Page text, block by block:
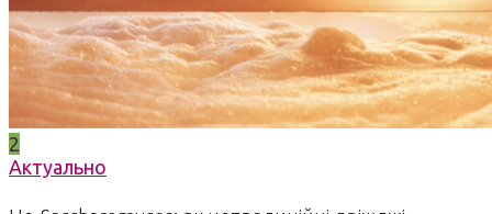
2
Актуально